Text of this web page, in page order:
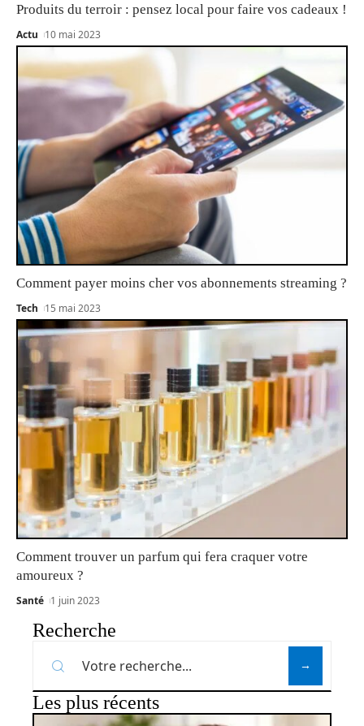
Produits du terroir : pensez local pour faire vos cadeaux !
Actu 10 mai 2023
Comment payer moins cher vos abonnements streaming ?
Tech 15 mai 2023
Comment trouver un parfum qui fera craquer votre
amoureux ?
Santé 1 juin 2023
Recherche
Les plus récents